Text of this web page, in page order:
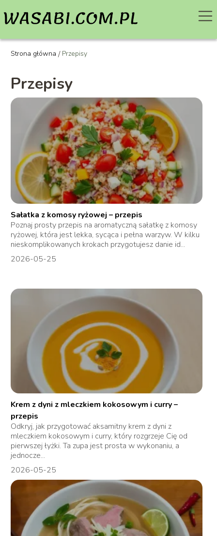
Strona główna / Przepisy
Przepisy
Sałatka z komosy ryżowej – przepis
Poznaj prosty przepis na aromatyczną sałatkę z komosy
ryżowej, która jest lekka, sycąca i pełna warzyw. W kilku
nieskomplikowanych krokach przygotujesz danie id...
2026-05-25
Krem z dyni z mleczkiem kokosowym i curry –
przepis
Odkryj, jak przygotować aksamitny krem z dyni z
mleczkiem kokosowym i curry, który rozgrzeje Cię od
pierwszej łyżki. Ta zupa jest prosta w wykonaniu, a
jednocze...
2026-05-25